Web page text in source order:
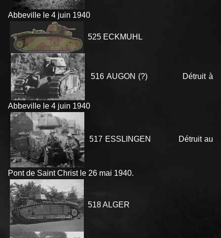
Abbeville le 4 juin 1940
525 ECKMUHL
516 AUGON (?) Détruit à
Abbeville le 4 juin 1940
517 ESSLINGEN Détruit au
Pont de Saint Christ le 26 mai 1940.
518 ALGER